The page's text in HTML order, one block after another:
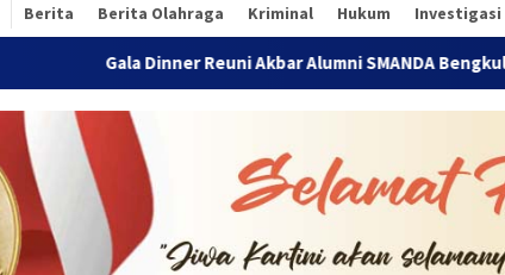
Berita Berita Olahraga Kriminal Hukum Investigasi
Dinner Reuni Akbar Alumni SMANDA Bengkulu 2026